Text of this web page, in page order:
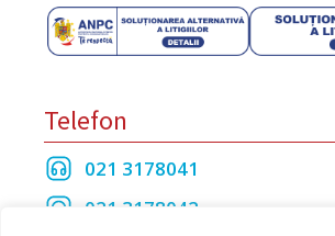
Telefon
021 3178041
021 3178042